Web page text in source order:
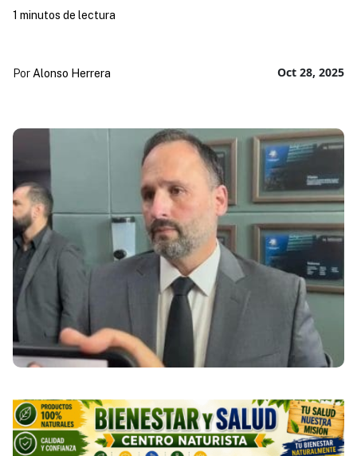
Oct 28, 2025
Por Alonso Herrera
1 minutos de lectura